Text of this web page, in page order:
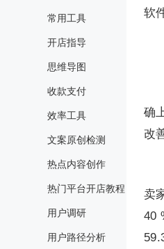
常用工具
开店指导
思维导图
收款支付
效率工具
文案原创检测
热点内容创作
热门平台开店教程
用户调研
用户路径分析
软
确
改
卖
40